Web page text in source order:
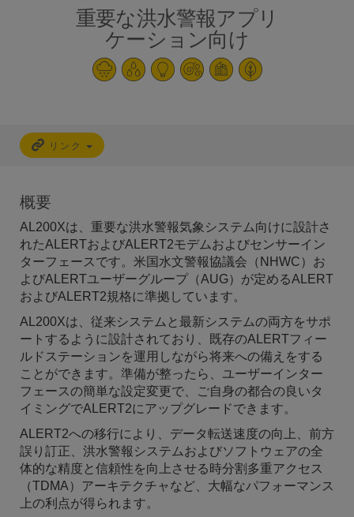
重要な洪水警報アプリ
ケーション向け
リンク
概要
AL200Xは、重要な洪水警報気象システム向けに設計さ
れたALERTおよびALERT2モデムおよびセンサーイン
ターフェースです。米国水文警報協議会（NHWC）お
よびALERTユーザーグループ（AUG）が定めるALERT
およびALERT2規格に準拠しています。
AL200Xは、従来システムと最新システムの両方をサポ
ートするように設計されており、既存のALERTフィー
ルドステーションを運用しながら将来への備えをする
ことができます。準備が整ったら、ユーザーインター
フェースの簡単な設定変更で、ご自身の都合の良いタ
イミングでALERT2にアップグレードできます。
ALERT2への移行により、データ転送速度の向上、前方
誤り訂正、洪水警報システムおよびソフトウェアの全
体的な精度と信頼性を向上させる時分割多重アクセス
（TDMA）アーキテクチャなど、大幅なパフォーマンス
上の利点が得られます。